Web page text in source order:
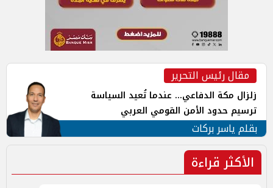
مقال رئيس التحرير
زلزال مكة الدفاعي... عندما تُعيد السياسة
ترسيم حدود الأمن القومي العربي
بقلم ياسر بركات
الأكثر قراءة